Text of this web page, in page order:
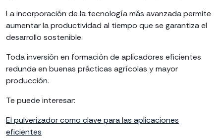
La incorporación de la tecnología más avanzada permite
aumentar la productividad al tiempo que se garantiza el
desarrollo sostenible.
Toda inversión en formación de aplicadores eficientes
redunda en buenas prácticas agrícolas y mayor
producción.
Te puede interesar:
El pulverizador como clave para las aplicaciones
eficientes